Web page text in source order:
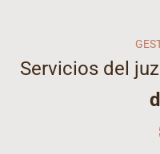
Servicios del